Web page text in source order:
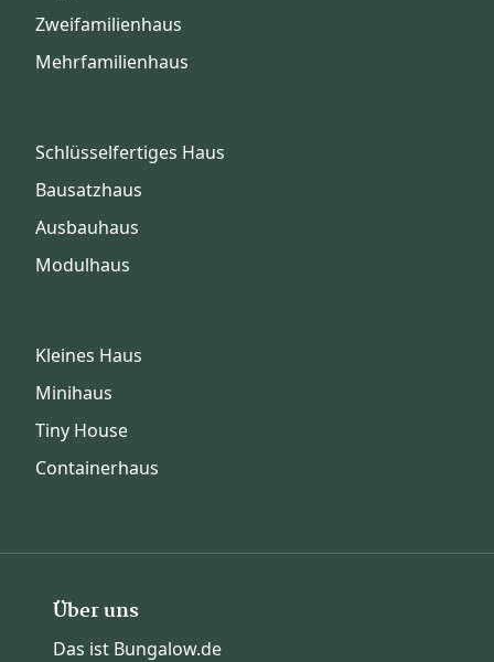
Zweifamilienhaus
Mehrfamilienhaus
Schlüsselfertiges Haus
Bausatzhaus
Ausbauhaus
Modulhaus
Kleines Haus
Minihaus
Tiny House
Containerhaus
Über uns
Das ist Bungalow.de